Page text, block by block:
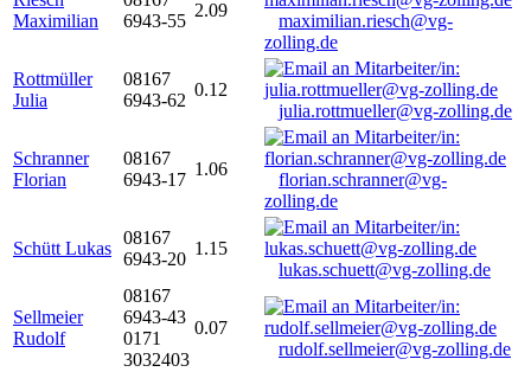
Maximilian
6943-55
2.09
maximilian.riesch@vg-
zolling.de
Rottmüller
Julia
08167
6943-62
0.12
julia.rottmueller@vg-zolling.de
Schranner
Florian
08167
6943-17
1.06
florian.schranner@vg-
zolling.de
Schütt Lukas
08167
6943-20
1.15
lukas.schuett@vg-zolling.de
Sellmeier
Rudolf
08167
6943-43
0171
3032403
0.07
rudolf.sellmeier@vg-zolling.de